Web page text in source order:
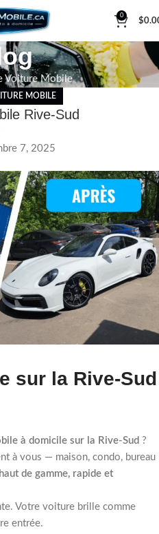
0
$
Voiture Mobile
MOBILE
Rive-Sud
7, 2025
sur la Rive-Sud
à domicile sur la Rive-Sud ?
à vous — maison, condo, bureau
haut de gamme, rapide et
Votre voiture brille comme
entrée.